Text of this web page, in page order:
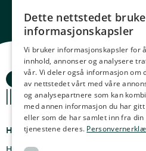
Ocean Stories
Hvor finner du oss
Privacy & Policy
Terms & conditions
GERMAN
FRENCH
SPANISH
FINNISH
Dette nettstedet
informasjonskapsler
Vi bruker informasjonskapsler for
innhold, annonser og analysere
vår. Vi deler også informasjon om
av nettstedet vårt med våre
og analysepartnere som kan
med annen informasjon du har
eller som de har samlet inn fra din
tjenestene deres.